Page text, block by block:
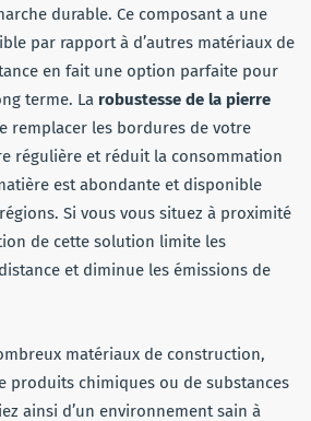
durable. Ce composant a une
par rapport à d’autres matériaux de
en fait une option parfaite pour
terme. La robustesse de la pierre
remplacer les bordures de votre
régulière et réduit la consommation
est abondante et disponible
Si vous vous situez à proximité
de cette solution limite les
et diminue les émissions de
matériaux de construction,
produits chimiques ou de substances
ainsi d’un environnement sain à